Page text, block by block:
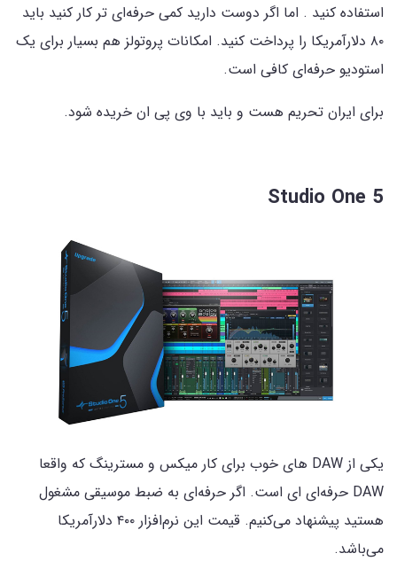
استفاده کنید . اما اگر دوست دارید کمی حرفه‌ای تر کار کنید باید
۸۰ دلارآمریکا را پرداخت کنید. امکانات پروتولز هم بسیار برای یک
استودیو حرفه‌ای کافی است.
برای ایران تحریم هست و باید با وی پی ان خریده شود.
Studio One 5
یکی از DAW های خوب برای کار میکس و مسترینگ که واقعا
DAW حرفه‌ای ای است. اگر حرفه‌ای به ضبط موسیقی مشغول
هستید پیشنهاد می‌کنیم. قیمت این نرم‌افزار ۴۰۰ دلارآمریکا
می‌باشد.